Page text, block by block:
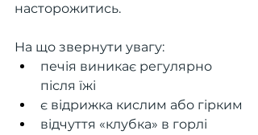
насторожитись.
На що звернути увагу:
печія виникає регулярно
після їжі
є відрижка кислим або гірким
відчуття «клубка» в горлі